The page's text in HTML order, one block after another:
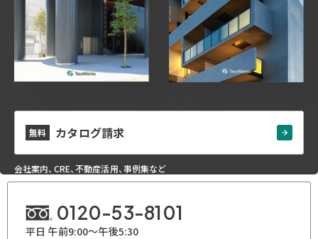
無料 カタログ請求
会社案内、CRE、不動産活用、事例集など
0120-53-8101
平日 午前9:00～午後5:30